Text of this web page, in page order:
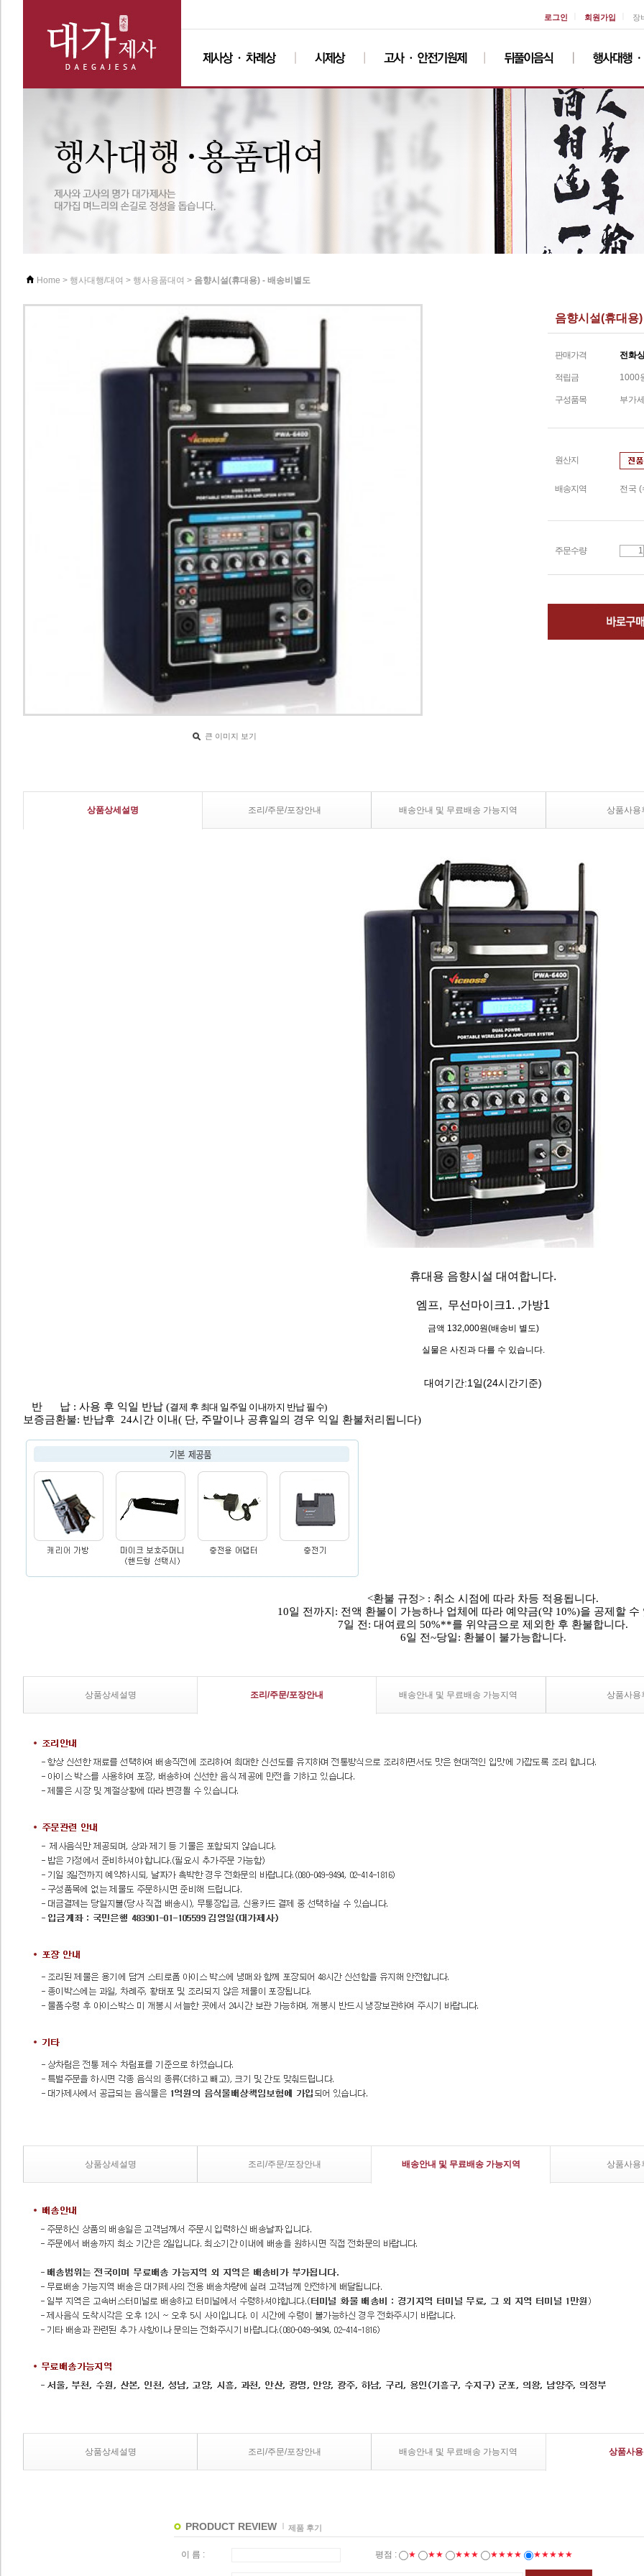
로그인 회원가입 장
Home > 행사대행/대여 > 행사용품대여 > 음향시설(휴대용) - 배송비별도
큰 이미지 보기
음향시설(휴대용
판매가격 전화
적립금 1000
구성품목 부가
원산지
배송지역 전국
주문수량
상품상세설명 조리/주문/포장안내 배송안내 및 무료배송 가능지역 상품사용
휴대용 음향시설 대여합니다.
엠프, 무선마이크1. ,가방1
금액 132,000원(배송비 별도)
실물은 사진과 다를 수 있습니다.
대여기간:1일(24시간기준)
반 납 : 사용 후 익일 반납 (결제 후 최대 일주일 이내까지 반납 필수)
보증금환불: 반납후 24시간 이내( 단, 주말이나 공휴일의 경우 익일 환불처리됩니다).
<환불 규정> : 취소 시점에 따라 차등 적용됩니다.
10일 전까지: 전액 환불이 가능하나 업체에 따라 예약금(약 10%)을 공제할 수
7일 전: 대여료의 50%**를 위약금으로 제외한 후 환불합니다.
6일 전~당일: 환불이 불가능합니다.
상품상세설명 조리/주문/포장안내 배송안내 및 무료배송 가능지역 상품사용
상품상세설명 조리/주문/포장안내 배송안내 및 무료배송 가능지역 상품사용
상품상세설명 조리/주문/포장안내 배송안내 및 무료배송 가능지역 상품사
PRODUCT REVIEW 제품 후기
이 름 : 평점 : ★ ★★ ★★★ ★★★★ ★★★★★